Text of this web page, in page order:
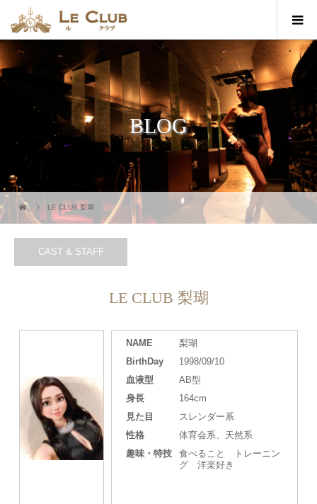
BLOG
LE CLUB 梨瑚
CAST & STAFF
LE CLUB 梨瑚
NAME
梨瑚
BirthDay
1998/09/10
血液型
AB型
身長
164cm
見た目
スレンダー系
性格
体育会系、天然系
趣味・特技
食べること トレーニン
グ 洋楽好き